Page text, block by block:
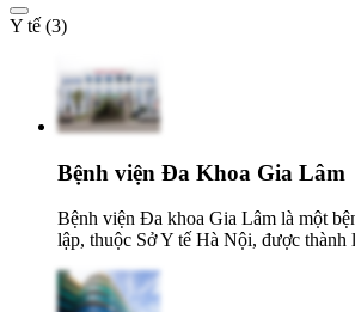
Y tế (3)
Bệnh viện Đa Khoa Gia Lâm
Bệnh viện Đa khoa Gia Lâm là một
lập, thuộc Sở Y tế Hà Nội, được thành